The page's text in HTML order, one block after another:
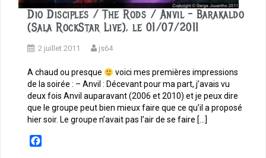
Dio Disciples / The Rods / Anvil – Barakaldo
(Sala RockStar Live), le 01/07/2011
2 juillet 2011 js64
A chaud ou presque
voici mes premières impressions
de la soirée : – Anvil : Décevant pour ma part, j’avais vu
deux fois Anvil auparavant (2006 et 2010) et je peux dire
que le groupe peut bien mieux faire que ce qu’il a proposé
hier soir. Le groupe n’avait pas l’air de se faire […]